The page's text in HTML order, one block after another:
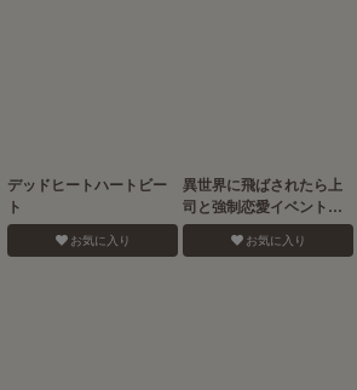
デッドヒートハートビー
ト
お気に入り
異世界に飛ばされたら上
司と強制恋愛イベントさ
せられてるんですが!_
お気に入り